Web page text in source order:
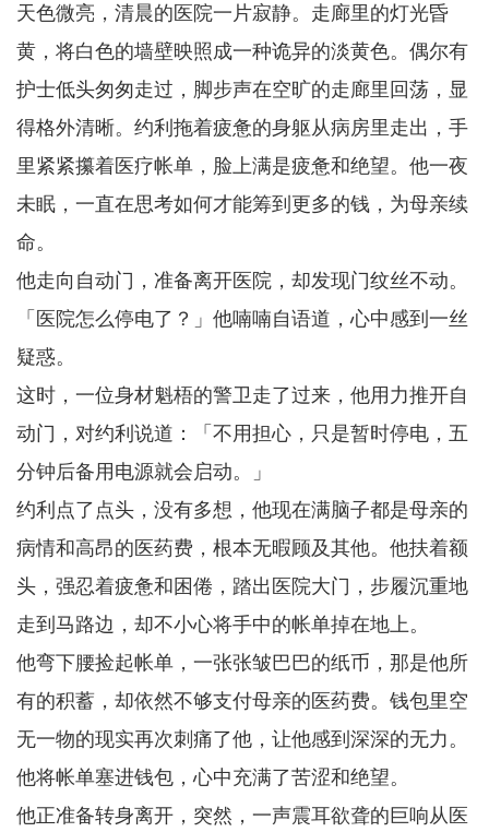
天色微亮，清晨的医院一片寂静。走廊里的灯光昏
黄，将白色的墙壁映照成一种诡异的淡黄色。偶尔有
护士低头匆匆走过，脚步声在空旷的走廊里回荡，显
得格外清晰。约利拖着疲惫的身躯从病房里走出，手
里紧紧攥着医疗帐单，脸上满是疲惫和绝望。他一夜
未眠，一直在思考如何才能筹到更多的钱，为母亲续
命。
他走向自动门，准备离开医院，却发现门纹丝不动。
「医院怎么停电了？」他喃喃自语道，心中感到一丝
疑惑。
这时，一位身材魁梧的警卫走了过来，他用力推开自
动门，对约利说道：「不用担心，只是暂时停电，五
分钟后备用电源就会启动。」
约利点了点头，没有多想，他现在满脑子都是母亲的
病情和高昂的医药费，根本无暇顾及其他。他扶着额
头，强忍着疲惫和困倦，踏出医院大门，步履沉重地
走到马路边，却不小心将手中的帐单掉在地上。
他弯下腰捡起帐单，一张张皱巴巴的纸币，那是他所
有的积蓄，却依然不够支付母亲的医药费。钱包里空
无一物的现实再次刺痛了他，让他感到深深的无力。
他将帐单塞进钱包，心中充满了苦涩和绝望。
他正准备转身离开，突然，一声震耳欲聋的巨响从医